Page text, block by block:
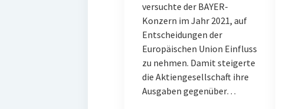
versuchte der BAYER-
Konzern im Jahr 2021, auf
Entscheidungen der
Europäischen Union Einfluss
zu nehmen. Damit steigerte
die Aktiengesellschaft ihre
Ausgaben gegenüber…